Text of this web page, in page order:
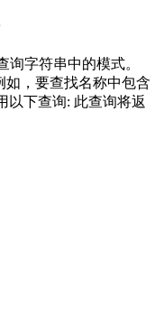
询字符串中的模式。
，要查找名称中包含
以下查询: 此查询将返